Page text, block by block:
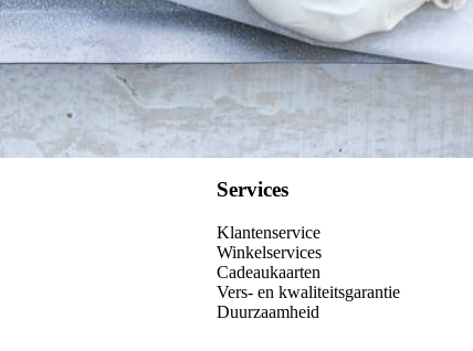
Services
Klantenservice
Winkelservices
Cadeaukaarten
Vers- en kwaliteitsgarantie
Duurzaamheid